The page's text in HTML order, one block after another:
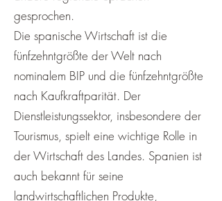
gesprochen.
Die spanische Wirtschaft ist die
fünfzehntgrößte der Welt nach
nominalem BIP und die fünfzehntgrößte
nach Kaufkraftparität. Der
Dienstleistungssektor, insbesondere der
Tourismus, spielt eine wichtige Rolle in
der Wirtschaft des Landes. Spanien ist
auch bekannt für seine
landwirtschaftlichen Produkte,